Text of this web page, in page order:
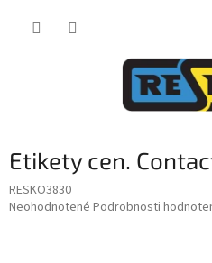
Etikety cen.
RESKO3830
Priemerné
Neohodnotené Podrobnosti